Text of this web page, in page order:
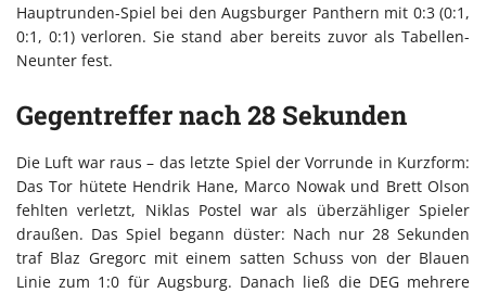
Hauptrunden-Spiel bei den Augsburger Panthern mit 0:3 (0:1,
0:1, 0:1) verloren. Sie stand aber bereits zuvor als Tabellen-
Neunter fest.
Gegentreffer nach 28 Sekunden
Die Luft war raus – das letzte Spiel der Vorrunde in Kurzform:
Das Tor hütete Hendrik Hane, Marco Nowak und Brett Olson
fehlten verletzt, Niklas Postel war als überzähliger Spieler
draußen. Das Spiel begann düster: Nach nur 28 Sekunden
traf Blaz Gregorc mit einem satten Schuss von der Blauen
Linie zum 1:0 für Augsburg. Danach ließ die DEG mehrere